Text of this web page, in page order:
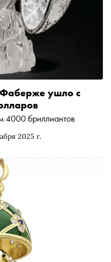
2025 г.
ушло с
4000 бриллиантов